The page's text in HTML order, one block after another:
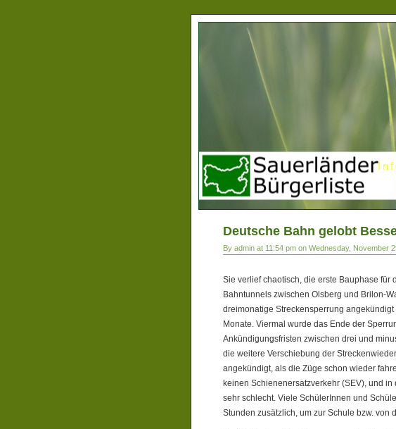
Deutsche Bahn gelobt
By admin at 11:54 pm on Wednesday, November
Sie verlief chaotisch, die erste Bauphase
Bahntunnels zwischen Olsberg und Brilon-
dreimonatige Streckensperrung
Monate. Viermal wurde das Ende der
Ankündigungsfristen zwischen drei und
die weitere Verschiebung der
angekündigt, als die Züge schon wieder
keinen Schienenersatzverkehr (SEV), und
sehr schlecht. Viele SchülerInnen und
Stunden zusätzlich, um zur Schule bzw. von